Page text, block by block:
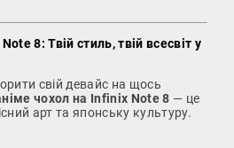
8: Твій стиль, твій всесвіт у
свій девайс на щось
чохол на Infinix Note 8 — це
арт та японську культуру.